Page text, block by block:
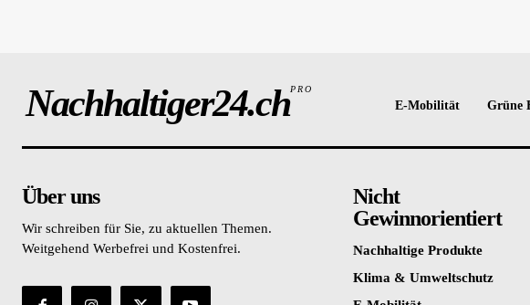
Nachhaltiger24.chPRO
E-Mobilität Grüne
Über uns
Wir schreiben für Sie, zu aktuellen Themen.
Weitgehend Werbefrei und Kostenfrei.
Nicht
Gewinnorientiert
Nachhaltige Produkte
Klima & Umweltschutz